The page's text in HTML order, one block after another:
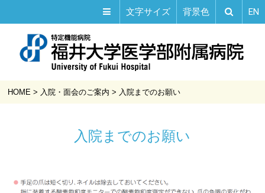
文字サイズ 背景色 EN
HOME > 入院・面会のご案内 > 入院までのお願い
入院までのお願い